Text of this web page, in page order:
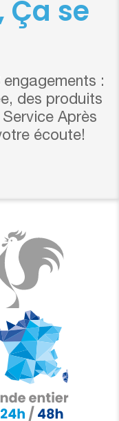
Ça se
:
des produits
Après
écoute!